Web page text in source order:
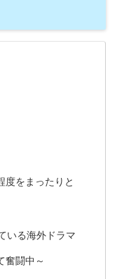
度をまったりと
いる海外ドラマ
奮闘中～